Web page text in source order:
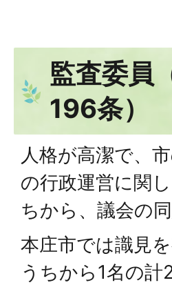
監査委員
196条）
人格が高潔で、
の行政運営に関
ちから、議会の
本庄市では識見
うちから1名の